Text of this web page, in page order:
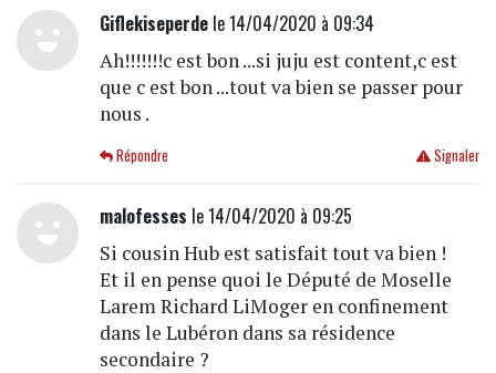
Giflekiseperdele 14/04/2020 à 09:34
Ah!!!!!!!c est bon ...si juju est content,c est
que c est bon ...tout va bien se passer pour
nous .
Signaler
Répondre
malofesses le 14/04/2020 à 09:25
Si cousin Hub est satisfait tout va bien !
Et il en pense quoi le Député de Moselle
Larem Richard LiMoger en confinement
dans le Lubéron dans sa résidence
secondaire ?